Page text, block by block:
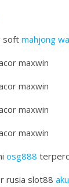
softmahjong
maxwin
maxwin
maxwin
maxwin
osg888
rusia slot88